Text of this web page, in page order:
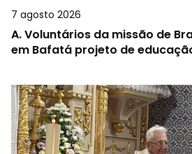
7 agosto 2026
A.Voluntários da missão de
em Bafatá projeto de